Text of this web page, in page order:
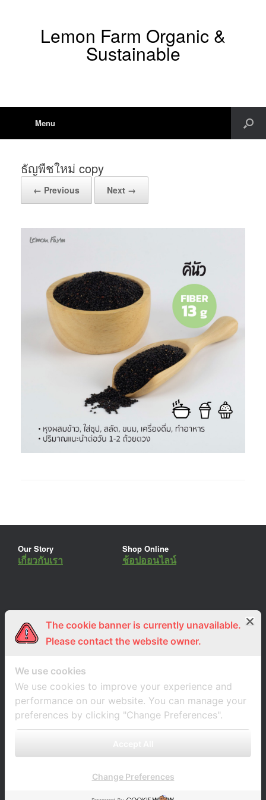
Lemon Farm Organic &
Sustainable
Menu
ธัญพืชใหม่ copy
← Previous Next →
Our Story
เกี่ยวกับเรา
Shop Online
ช้อปออนไลน์
ร่วมงานกับเรา
สมัครงาน
Lemon Farm Cafe
ร้านอาหารอินทรีย์
The cookie banner is currently unavailable.
Please contact the website owner.
We use cookies
We use cookies to improve your experience and
performance on our website. You can manage your
preferences by clicking "Change Preferences".
Change Preferences